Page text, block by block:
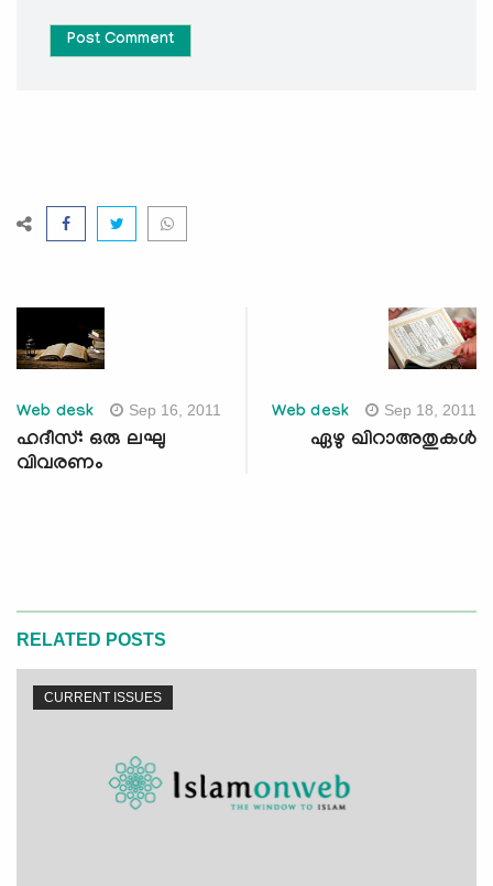
Post Comment
Web desk Sep 16, 2011
ഹദീസ്: ഒരു ലഘു
വിവരണം
Web desk Sep 18, 2011
ഏഴു ഖിറാഅതുകള്‍
RELATED POSTS
CURRENT ISSUES